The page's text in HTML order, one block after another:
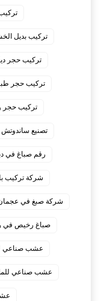
تركيب بديل
تركيب حجر
تركيب حجر
تركيب حجر
تصنيع ساندوتش
رقم صباغ في
شركة تركيب
شركة صبغ في
صباغ رخيص في
عشب صناعي
عشب صناعي